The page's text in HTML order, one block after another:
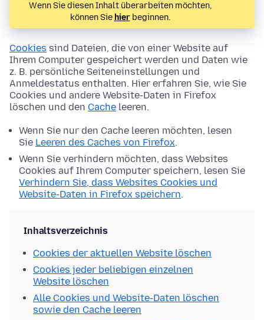
Wenn Sie diesen Inhalt überarbeiten möchten,
können Sie hierbeginnen.
Cookies sind Dateien, die von einer Website auf
Ihrem Computer gespeichert werden und Daten wie
z. B. persönliche Seiteneinstellungen und
Anmeldestatus enthalten. Hier erfahren Sie, wie Sie
Cookies und andere Website-Daten in Firefox
löschen und den Cache leeren.
Wenn Sie nur den Cache leeren möchten, lesen
Sie Leeren des Caches von Firefox.
Wenn Sie verhindern möchten, dass Websites
Cookies auf Ihrem Computer speichern, lesen Sie
Verhindern Sie, dass Websites Cookies und
Website-Daten in Firefox speichern.
Inhaltsverzeichnis
Cookies der aktuellen Website löschen
Cookies jeder beliebigen einzelnen
Website löschen
Alle Cookies und Website-Daten löschen
sowie den Cache leeren